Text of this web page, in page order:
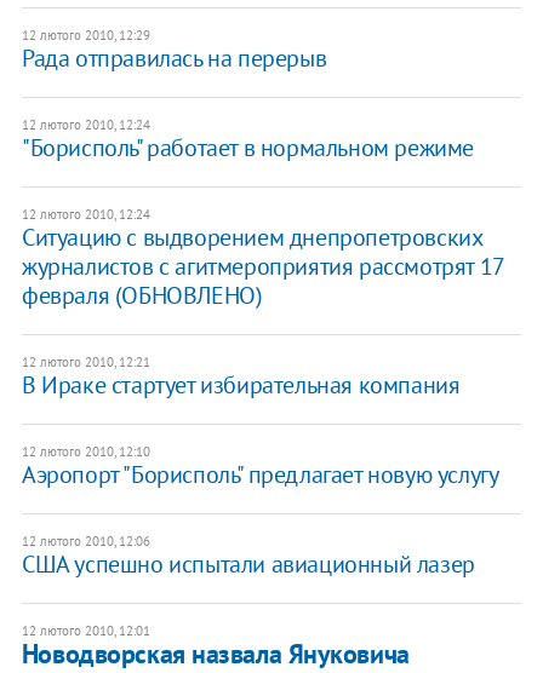
12 лютого 2010, 12:29
Рада отправилась на перерыв
12 лютого 2010, 12:24
"Борисполь" работает в нормальном режиме
12 лютого 2010, 12:24
Ситуацию с выдворением днепропетровских
журналистов с агитмероприятия рассмотрят 17
февраля (ОБНОВЛЕНО)
12 лютого 2010, 12:21
В Ираке стартует избирательная компания
12 лютого 2010, 12:10
Аэропорт "Борисполь" предлагает новую услугу
12 лютого 2010, 12:06
США успешно испытали авиационный лазер
12 лютого 2010, 12:01
Новодворская назвала Януковича